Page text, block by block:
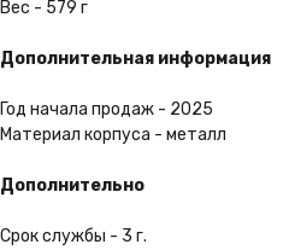
Вес - 579 г
Дополнительная информация
Год начала продаж - 2025
Материал корпуса - металл
Дополнительно
Срок службы - 3 г.